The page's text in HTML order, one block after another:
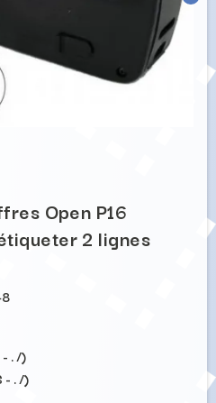
Open P16
2 lignes
. /)
- . /)